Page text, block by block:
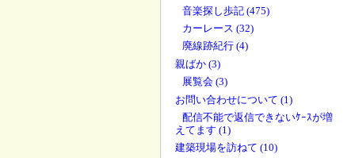
音楽探し歩記 (475)
カーレース (32)
廃線跡紀行 (4)
親ばか (3)
展覧会 (3)
お問い合わせについて (1)
配信不能で返信できないｹｰｽが増
えてます (1)
建築現場を訪ねて (10)